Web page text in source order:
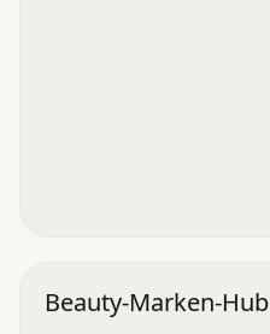
Beauty-Marken-Hub